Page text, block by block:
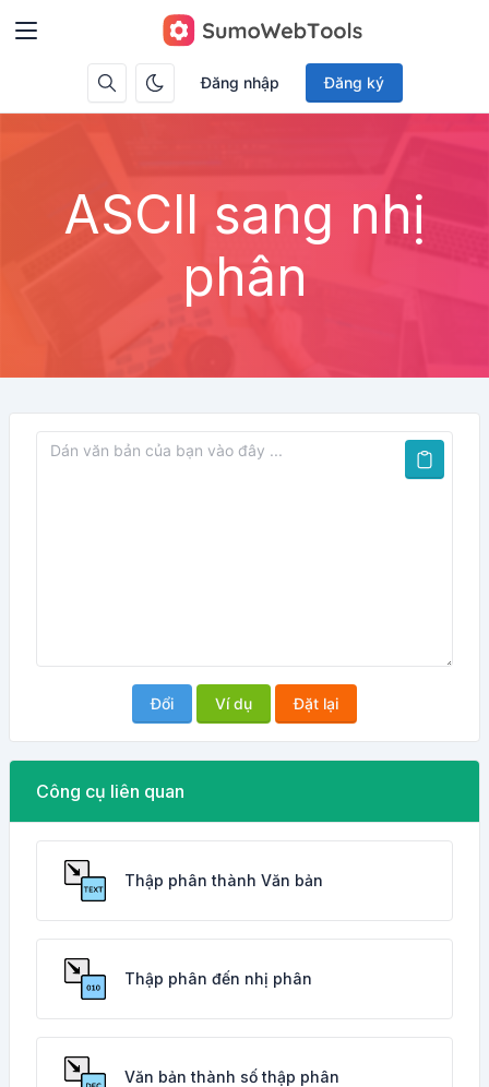
Đăng nhập Đăng ký
ASCII sang nhị
phân
Đổi Ví dụ Đặt lại
Công cụ liên quan
Thập phân thành Văn bản
Thập phân đến nhị phân
Văn bản thành số thập phân